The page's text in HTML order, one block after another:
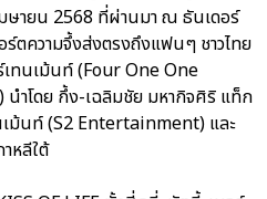
ษายน 2568 ที่ผ่านมา ณ ธันเดอร์
ตความจึ้งส่งตรงถึงแฟนๆ ชาวไทย
เทนเม้นท์ (Four One One
ำโดย กึ้ง-เฉลิมชัย มหากิจศิริ แท็ก
ม้นท์ (S2 Entertainment) และ
หลีใต้